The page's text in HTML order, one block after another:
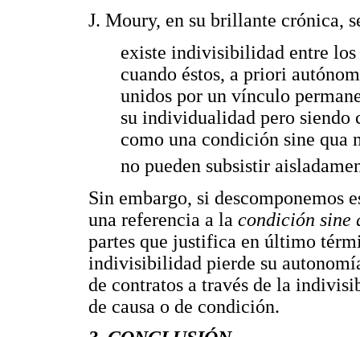
J. Moury, en su brillante crónica,
existe indivisibilidad entre los
cuando éstos, a priori
unidos por un vínculo
su individualidad pero siendo
como una condición sine qua
no pueden subsistir
Sin embargo, si descomponemos
una referencia a la condición sine
partes que justifica en último
indivisibilidad pierde su
de contratos a través de la
de causa o de condición.